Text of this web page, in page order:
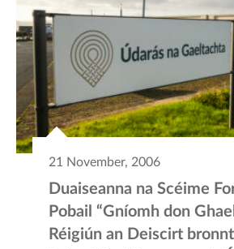
21 November, 2006
Duaiseanna na Scéime
Pobail “Gníomh don
Réigiún an Deiscirt